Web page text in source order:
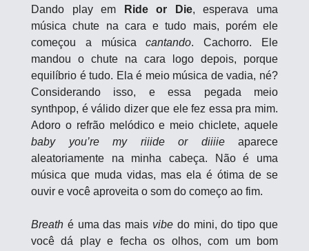
Dando play em Ride or Die, esperava uma
música chute na cara e tudo mais, porém ele
começou a música cantando. Cachorro. Ele
mandou o chute na cara logo depois, porque
equilíbrio é tudo. Ela é meio música de vadia, né?
Considerando isso, e essa pegada meio
synthpop, é válido dizer que ele fez essa pra mim.
baby you’re my riiide or diiiie aparece
aleatoriamente na minha cabeça. Não é uma
música que muda vidas, mas ela é ótima de se
ouvir e você aproveita o som do começo ao fim.
Breath é uma das mais vibe do mini, do tipo que
você dá play e fecha os olhos, com um bom